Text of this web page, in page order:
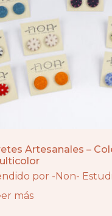
Artesanales –
por -Non-
más